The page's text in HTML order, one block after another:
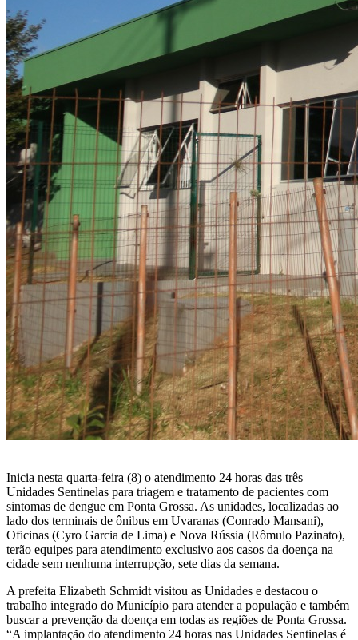
Inicia nesta quarta-feira (8) o atendimento 24 horas das três
Unidades Sentinelas para triagem e tratamento de pacientes com
sintomas de dengue em Ponta Grossa. As unidades, localizadas ao
lado dos terminais de ônibus em Uvaranas (Conrado Mansani),
Oficinas (Cyro Garcia de Lima) e Nova Rússia (Rômulo Pazinato),
terão equipes para atendimento exclusivo aos casos da doença na
cidade sem nenhuma interrupção, sete dias da semana.
A prefeita Elizabeth Schmidt visitou as Unidades e destacou o
trabalho integrado do Município para atender a população e também
buscar a prevenção da doença em todas as regiões de Ponta Grossa.
“A implantação do atendimento 24 horas nas Unidades Sentinelas é